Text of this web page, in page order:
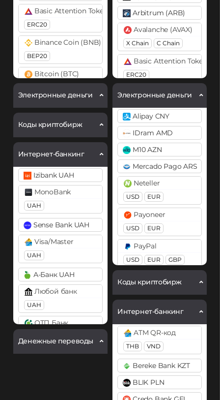
Basic Attention Token (BAT)
ERC20
Binance Coin (BNB)
BEP20
Bitcoin (BTC)
Bitcoin Cash (BCH)
Cardano (ADA)
Chainlink (LINK)
ERC20
Cosmos (ATOM)
DASH
Dogecoin (DOGE)
DOGE
Ethereum (ETH)
BEP20
Ethereum Classic (ETC)
Kava
Kusama (KSM)
Litecoin (LTC)
NEAR Protocol
Notcoin (NOT)
Электронные деньги
Коды криптобирж
Интернет-банкинг
Izibank UAH
MonoBank
UAH
Sense Bank UAH
Visa/Master
UAH
А-Банк UAH
Любой банк
UAH
ОТП Банк
Ощадбанк UAH
Денежные переводы
Arbitrum (ARB)
Avalanche (AVAX)
X Chain C Chain
Basic Attention Token
ERC20
Binance Coin (BNB)
BEP20 BEP2
Bitcoin (BTC)
BTC BEP20
Bitcoin Cash (BCH)
Bitcoin SV (BSV)
BitTorrent (BTT)
Cardano (ADA)
Chainlink (LINK)
BEP20 ERC20
Compound (COMP)
DASH
Decentraland (MANA)
Dogecoin (DOGE)
DOGE
Электронные деньги
Alipay CNY
IDram AMD
M10 AZN
Mercado Pago ARS
Neteller
USD EUR
Payoneer
USD EUR
PayPal
USD EUR
GBP
CAD
AUD
Pix BRL
Revolut
EUR USD GBP
Skrill
USD EUR
Коды криптобирж
Интернет-банкинг
ATM QR-код
THB VND
Bereke Bank KZT
BLIK PLN